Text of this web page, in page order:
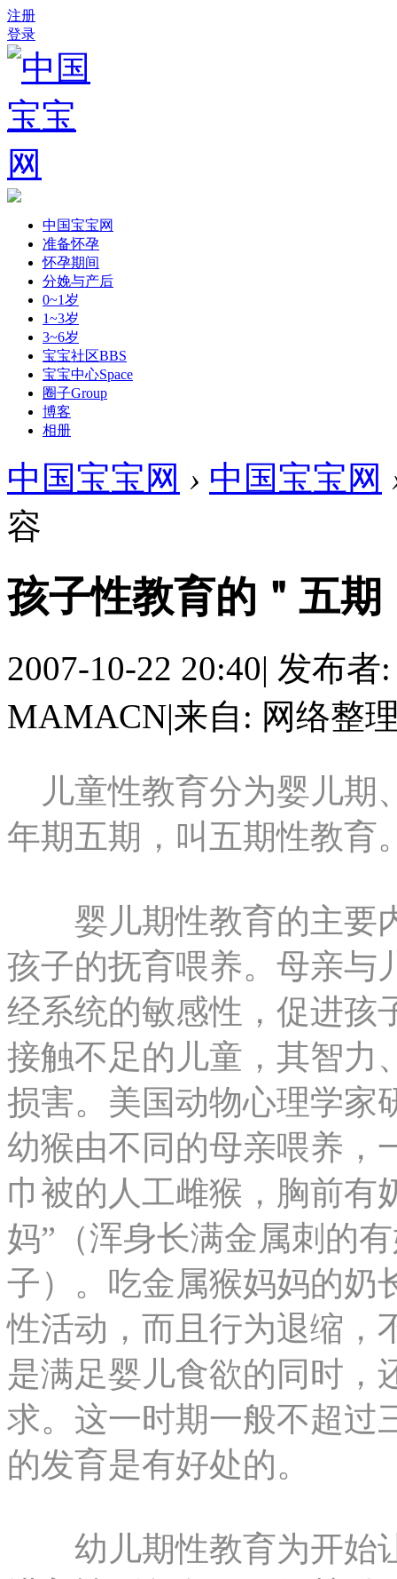
注册
登录
中国宝宝网
准备怀孕
怀孕期间
分娩与产后
0~1岁
1~3岁
3~6岁
宝宝社区BBS
宝宝中心Space
圈子Group
博客
相册
中国宝宝网 › 中国宝宝网
容
孩子性教育的＂五期
2007-10-22 20:40| 发布者
MAMACN|来自: 网络整
儿童性教育分为婴儿期
年期五期，叫五期性教育
婴儿期性教育的主要
孩子的抚育喂养。母亲与
经系统的敏感性，促进孩
接触不足的儿童，其智力
损害。美国动物心理学家
幼猴由不同的母亲喂养，
巾被的人工雌猴，胸前有
妈”（浑身长满金属刺的
子）。吃金属猴妈妈的奶
性活动，而且行为退缩，
是满足婴儿食欲的同时，
求。这一时期一般不超过
的发育是有好处的。
幼儿期性教育为开始